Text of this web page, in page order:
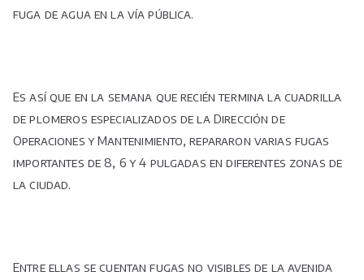
fuga de agua en la vía pública.
Es así que en la semana que recién termina la cuadrilla
de plomeros especializados de la Dirección de
Operaciones y Mantenimiento, repararon varias fugas
importantes de 8, 6 y 4 pulgadas en diferentes zonas de
la ciudad.
Entre ellas se cuentan fugas no visibles de la avenida